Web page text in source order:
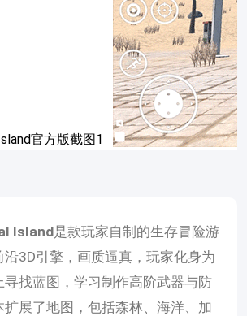
Island是款玩家自制的生存冒险游
沿3D引擎，画质逼真，玩家化身为
寻找蓝图，学习制作高阶武器与防
展了地图，包括森林、海洋、加